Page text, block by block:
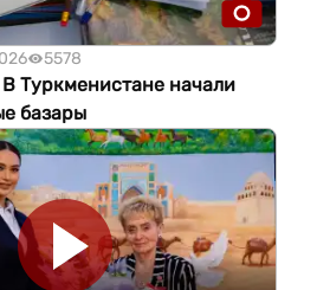
5578
Туркменистане начали
базары